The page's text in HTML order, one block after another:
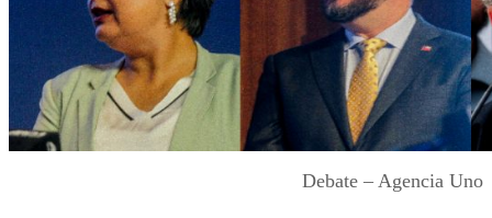
Debate – Agencia Uno